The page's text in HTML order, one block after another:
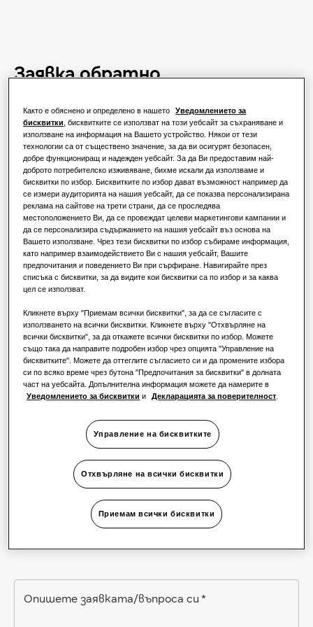
Заявка обратно
Свържете се с нашия екип по продажбите, за да
обсъдите най -добрите варианти за вашия дом
или бизнес.
Име*
Фамилия*
Имейл*
Телефон
Опишете заявката/въпроса си *
Както е обяснено и определено в нашето
Уведомлението за
бисквитки, бисквитките се използват на този уебсайт за съхраняване и
използване на информация на Вашето устройство. Някои от тези
технологии са от съществено значение, за да ви осигурят безопасен,
добре функциониращ и надежден уебсайт. За да Ви предоставим най-
доброто потребителско изживяване, бихме искали да използваме и
бисквитки по избор. Бисквитките по избор дават възможност например да
се измери аудиторията на нашия уебсайт, да се показва персонализирана
реклама на сайтове на трети страни, да се проследява
местоположението Ви, да се провеждат целеви маркетингови кампании и
да се персонализира съдържанието на нашия уебсайт въз основа на
Вашето използване. Чрез тези бисквитки по избор събираме информация,
като например взаимодействието Ви с нашия уебсайт, Вашите
предпочитания и поведението Ви при сърфиране. Навигирайте през
списъка с бисквитки, за да видите кои бисквитки са по избор и за каква
цел се използват.
Кликнете върху "Приемам всички бисквитки", за да се съгласите с
използването на всички бисквитки. Кликнете върху "Отхвърляне на
всички бисквитки", за да откажете всички бисквитки по избор. Можете
също така да направите подробен избор чрез опцията "Управление на
бисквитките". Можете да оттеглите съгласието си и да промените избора
си по всяко време чрез бутона "Предпочитания за бисквитки" в долната
част на уебсайта. Допълнителна информация можете да намерите в
Уведомлението за бисквитки и Декларацията за поверителност.
Управление на бисквитките
Отхвърляне на всички бисквитки
Приемам всички бисквитки